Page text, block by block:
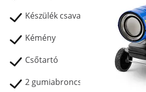
Készülék csavarokkal (táskában)
Kémény
Csőtartó
2 gumiabroncs